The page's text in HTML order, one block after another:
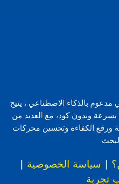
بالذكاء الاصطناعي ، يتيح
وبدون كود، مع العديد من
ورفع الكفاءة وتحسين محركات
البحث
سياسة الخصوصية
تجربة